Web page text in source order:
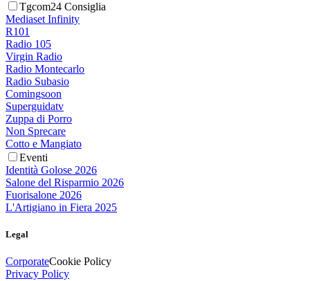
Tgcom24 Consiglia
Mediaset Infinity
R101
Radio 105
Virgin Radio
Radio Montecarlo
Radio Subasio
Comingsoon
Superguidatv
Zuppa di Porro
Non Sprecare
Cotto e Mangiato
Eventi
Identità Golose 2026
Salone del Risparmio 2026
Fuorisalone 2026
L'Artigiano in Fiera 2025
Legal
CorporateCookie Policy
Privacy Policy